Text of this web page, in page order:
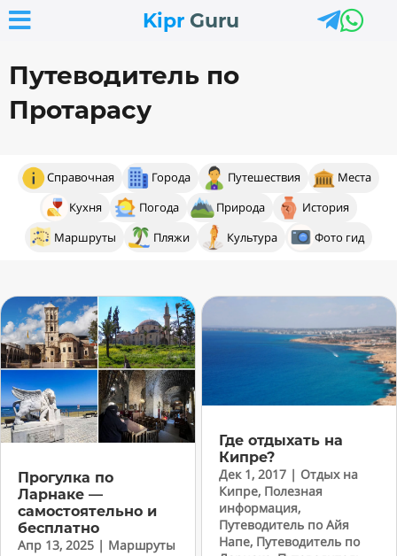
Kipr Guru
 
Путеводитель по
Протарасу
Справочная Города Путешествия
Места
Кухня
Погода Природа
История
Маршруты
Пляжи Культура Фото гид
Прогулка по
Ларнаке —
самостоятельно и
бесплатно
Апр 13, 2025 | Маршруты
Где отдыхать на
Кипре?
Дек 1, 2017 | Отдых на
Кипре, Полезная
информация,
Путеводитель по Айя
Напе, Путеводитель по